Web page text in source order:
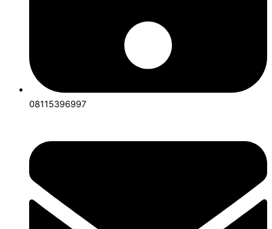
08115396997